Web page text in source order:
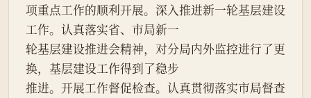
项重点工作的顺利开展。深入推进新一轮基层建设
工作。认真落实省、市局新一
轮基层建设推进会精神，对分局内外监控进行了更
换，基层建设工作得到了稳步
推进。开展工作督促检查。认真贯彻落实市局督查